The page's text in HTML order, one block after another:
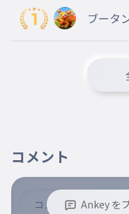
010
牛を育てる
usiwosodateru
013
うっしっし
ussissi
ブータ
コメント
Ankey を